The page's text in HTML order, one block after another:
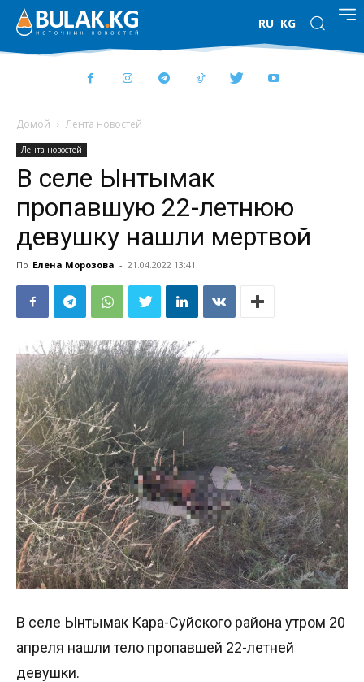
RU KG
Домой Лента новостей
Лента новостей
В селе Ынтымак
пропавшую 22-летнюю
девушку нашли мертвой
По Елена Морозова - 21.04.2022 13:41
В селе Ынтымак Кара-Суйского района утром 20
апреля нашли тело пропавшей 22-летней
девушки.